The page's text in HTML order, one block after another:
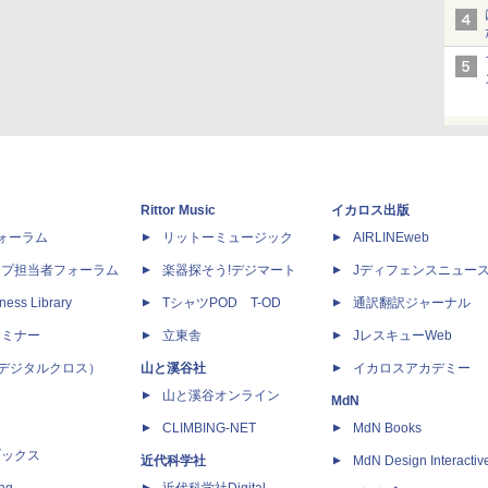
ーラム
担当者フォーラム
Library
ナー
ジタルクロス）
クス
Rittor Music
リットーミュージック
楽器探そう!デジマート
TシャツPOD T-OD
立東舎
山と溪谷社
山と溪谷オンライン
CLIMBING-NET
近代科学社
イカロス出版
AIRLINEweb
Jディフェンスニュー
通訳翻訳ジャーナル
JレスキューWeb
イカロスアカデミー
MdN
MdN Books
MdN Design